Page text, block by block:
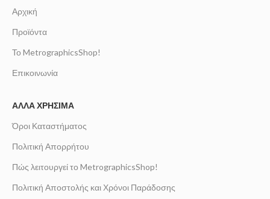
Αρχική
Προϊόντα
Το MetrographicsShop!
Επικοινωνία
ΆΛΛΑ ΧΡΉΣΙΜΑ
Όροι Καταστήματος
Πολιτική Απορρήτου
Πώς λειτουργεί το MetrographicsShop!
Πολιτική Αποστολής και Χρόνοι Παράδοσης